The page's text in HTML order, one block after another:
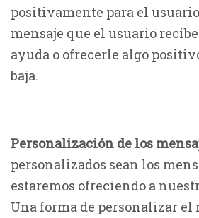
positivamente para el
mensaje que el usuario
ayuda o ofrecerle algo
baja.
Personalización de los
personalizados sean los
estaremos ofreciendo a
Una forma de personalizar el